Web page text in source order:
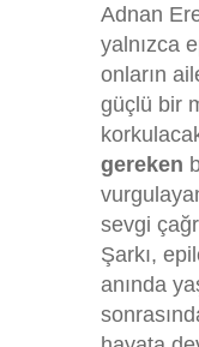
Adnan
yalnızca
onların
güçlü bir
gereken
sevgi
Şarkı,
anında